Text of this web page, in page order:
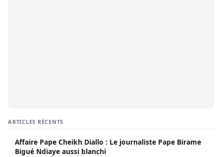
ARTICLES RÉCENTS
Affaire Pape Cheikh Diallo : Le journaliste Pape Birame
Bigué Ndiaye aussi blanchi